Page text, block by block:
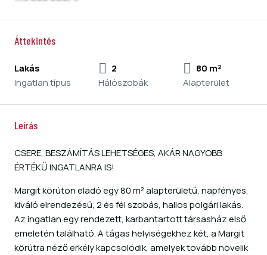
Áttekintés
Lakás
Ingatlan típus
2
Hálószobák
80 m²
Alapterület
Leírás
CSERE, BESZÁMÍTÁS LEHETSÉGES, AKÁR NAGYOBB
ÉRTÉKŰ INGATLANRA IS!
Margit körúton eladó egy 80 m² alapterületű, napfényes,
kiváló elrendezésű, 2 és fél szobás, hallos polgári lakás.
Az ingatlan egy rendezett, karbantartott társasház első
emeletén található. A tágas helyiségekhez két, a Margit
körútra néző erkély kapcsolódik, amelyek tovább növelik